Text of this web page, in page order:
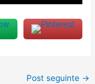
Post seguinte →